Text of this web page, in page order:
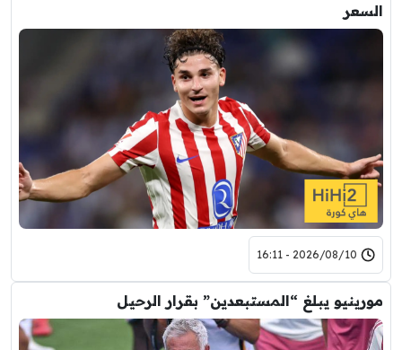
السعر
2026/08/10 - 16:11
مورينيو يبلغ “المستبعدين” بقرار الرحيل